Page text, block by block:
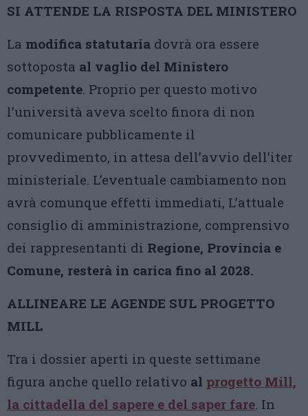
SI ATTENDE LA RISPOSTA DEL MINISTERO
La modifica statutaria dovrà ora essere
sottoposta al vaglio del Ministero
competente. Proprio per questo motivo
l’università aveva scelto finora di non
comunicare pubblicamente il
provvedimento, in attesa dell’avvio dell’iter
ministeriale. L’eventuale cambiamento non
avrà comunque effetti immediati, L’attuale
consiglio di amministrazione, comprensivo
dei rappresentanti di Regione, Provincia e
Comune, resterà in carica fino al 2028.
ALLINEARE LE AGENDE SUL PROGETTO
MILL
Tra i dossier aperti in queste settimane
figura anche quello relativo al progetto Mill,
la cittadella del sapere e del saper fare. In